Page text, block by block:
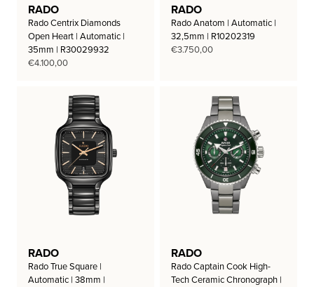
RADO
Rado Centrix Diamonds
Open Heart | Automatic |
35mm | R30029932
€4.100,00
RADO
Rado Anatom | Automatic |
32,5mm | R10202319
€3.750,00
RADO
Rado True Square |
Automatic | 38mm |
RADO
Rado Captain Cook High-
Tech Ceramic Chronograph |